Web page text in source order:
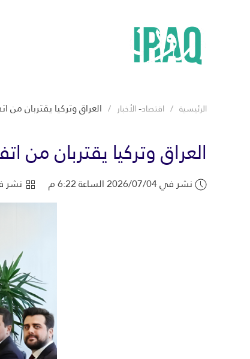
الرئيسية اقتصاد-الأخبار العراق وتركيا يقتربان
العراق وتركيا يقتربان من
نشر في 2026/07/04 الساعة 6:22 م نشر